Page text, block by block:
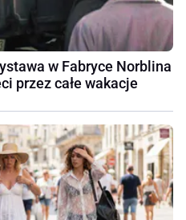
w Fabryce Norblina
przez całe wakacje